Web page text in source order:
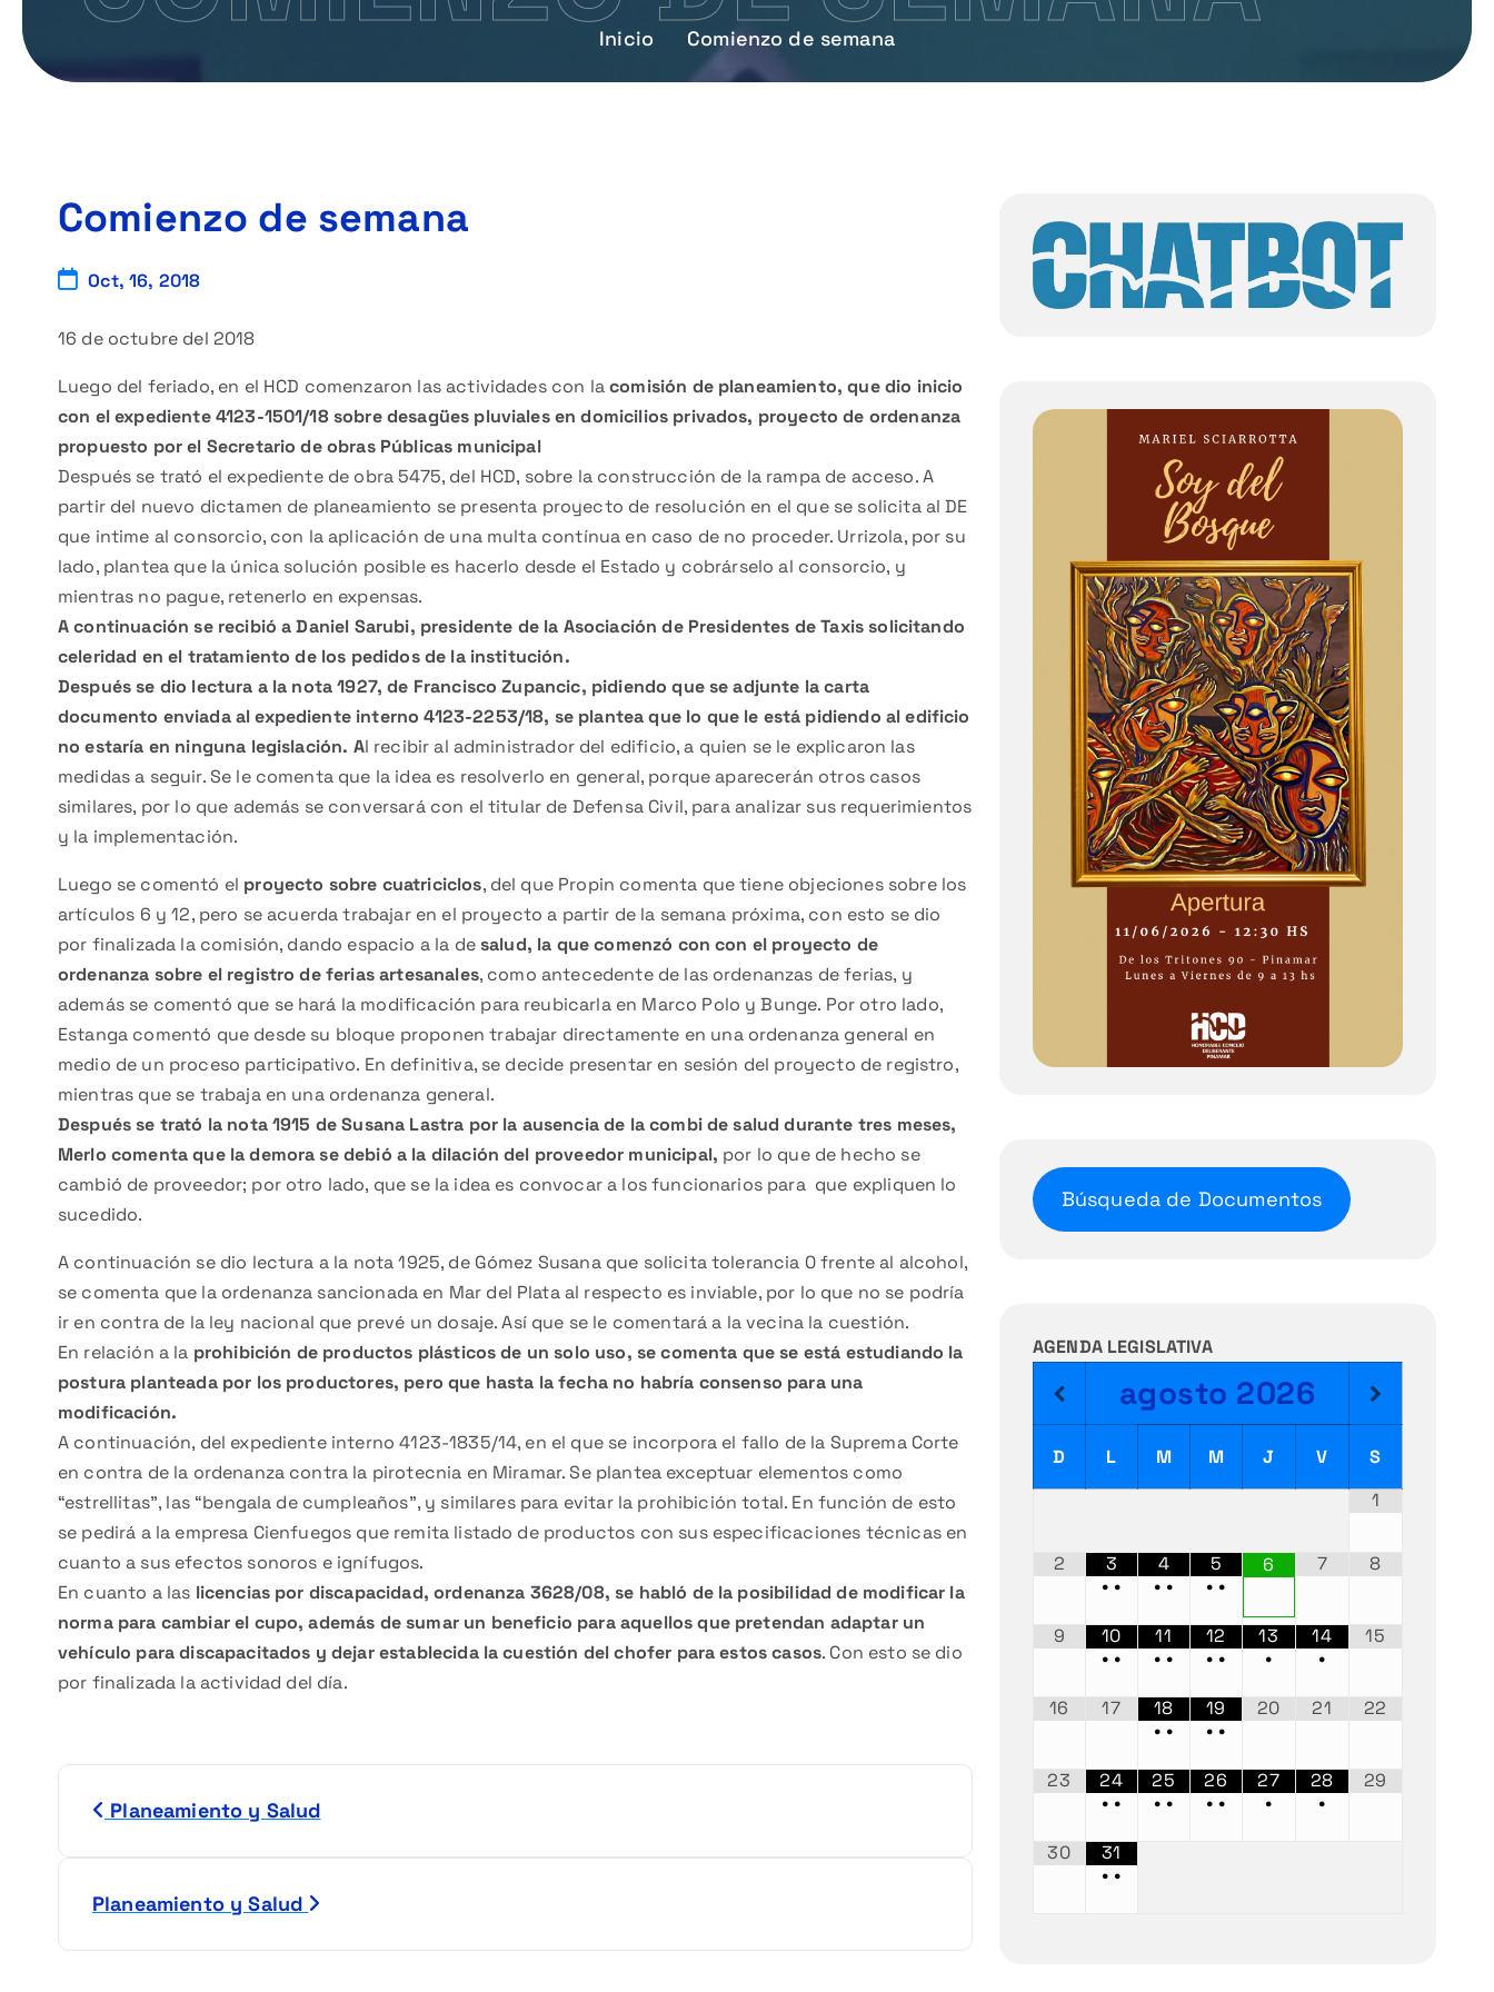
Inicio Comienzo de semana
Comienzo de semana
Oct, 16, 2018
16 de octubre del 2018
Luego del feriado, en el HCD comenzaron las actividades con lacomisión de planeamiento, que dio inicio
con el expediente 4123-1501/18 sobre desagües pluviales en domicilios privados, proyecto de ordenanza
propuesto por el Secretario de obras Públicas municipal
Después se trató el expediente de obra 5475, del HCD, sobre la construcción de la rampa de acceso. A
partir del nuevo dictamen de planeamiento se presenta proyecto de resolución en el que se solicita al DE
que intime al consorcio, con la aplicación de una multa contínua en caso de no proceder. Urrizola, por su
lado, plantea que la única solución posible es hacerlo desde el Estado y cobrárselo al consorcio, y
mientras no pague, retenerlo en expensas.
A continuación se recibió a Daniel Sarubi, presidente de la Asociación de Presidentes de Taxis solicitando
celeridad en el tratamiento de los pedidos de la institución.
Después se dio lectura a la nota 1927, de Francisco Zupancic, pidiendo que se adjunte la carta
documento enviada al expediente interno 4123-2253/18, se plantea que lo que le está pidiendo al edificio
no estaría en ninguna legislación. Al recibir al administrador del edificio, a quien se le explicaron las
medidas a seguir. Se le comenta que la idea es resolverlo en general, porque aparecerán otros casos
similares, por lo que además se conversará con el titular de Defensa Civil, para analizar sus requerimientos
y la implementación.
Luego se comentó el proyecto sobre cuatriciclos, del que Propin comenta que tiene objeciones sobre los
artículos 6 y 12, pero se acuerda trabajar en el proyecto a partir de la semana próxima, con esto se dio
por finalizada la comisión, dando espacio a la de salud, la que comenzó con con el proyecto de
ordenanza sobre el registro de ferias artesanales, como antecedente de las ordenanzas de ferias, y
además se comentó que se hará la modificación para reubicarla en Marco Polo y Bunge. Por otro lado,
Estanga comentó que desde su bloque proponen trabajar directamente en una ordenanza general en
medio de un proceso participativo. En definitiva, se decide presentar en sesión del proyecto de registro,
mientras que se trabaja en una ordenanza general.
Después se trató la nota 1915 de Susana Lastra por la ausencia de la combi de salud durante tres meses,
Merlo comenta que la demora se debió a la dilación del proveedor municipal, por lo que de hecho se
cambió de proveedor; por otro lado, que se la idea es convocar a los funcionarios para que expliquen lo
sucedido.
A continuación se dio lectura a la nota 1925, de Gómez Susana que solicita tolerancia 0 frente al alcohol,
se comenta que la ordenanza sancionada en Mar del Plata al respecto es inviable, por lo que no se podría
ir en contra de la ley nacional que prevé un dosaje. Así que se le comentará a la vecina la cuestión.
En relación a la prohibición de productos plásticos de un solo uso, se comenta que se está estudiando la
postura planteada por los productores, pero que hasta la fecha no habría consenso para una
modificación.
A continuación, del expediente interno 4123-1835/14, en el que se incorpora el fallo de la Suprema Corte
en contra de la ordenanza contra la pirotecnia en Miramar. Se plantea exceptuar elementos como
“estrellitas”, las “bengala de cumpleaños”, y similares para evitar la prohibición total. En función de esto
se pedirá a la empresa Cienfuegos que remita listado de productos con sus especificaciones técnicas en
cuanto a sus efectos sonoros e ignífugos.
En cuanto a las licencias por discapacidad, ordenanza 3628/08, se habló de la posibilidad de modificar la
norma para cambiar el cupo, además de sumar un beneficio para aquellos que pretendan adaptar un
vehículo para discapacitados y dejar establecida la cuestión del chofer para estos casos. Con esto se dio
por finalizada la actividad del día.
Planeamiento y Salud
Planeamiento y Salud
Búsqueda de Documentos
AGENDA LEGISLATIVA
agosto 2026
D L M M J V
S
1
2
3
• •
4
• •
5
• •
6 7 8
9
10
• •
11
• •
12
• •
13
•
14
•
15
16 17
18
• •
19
• •
20 21 22
23
24
• •
25
• •
26
• •
27
•
28
•
29
30
31
• •